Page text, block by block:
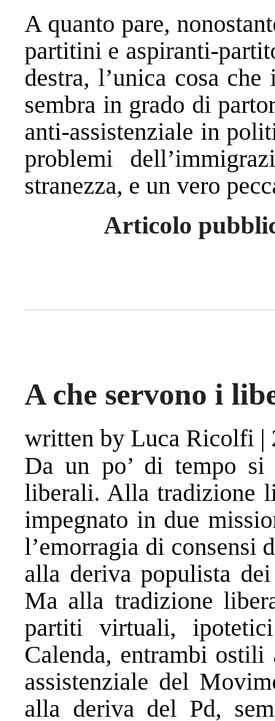
A quanto pare,
partitini e aspiranti-
destra, l’unica cosa
sembra in grado di
anti-assistenziale in
problemi
stranezza, e un vero
Articolo
A che servono i
written by Luca Ricolfi |
Da un po’ di tempo
liberali. Alla tradizione
impegnato in due
l’emorragia di consensi
alla deriva populista
Ma alla tradizione
partiti virtuali,
Calenda, entrambi
assistenziale del
alla deriva del Pd,